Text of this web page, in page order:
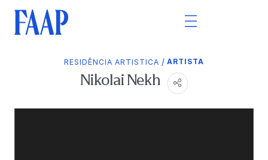
RESIDÊNCIA ARTISTICA / ARTISTA
Nikolai Nekh